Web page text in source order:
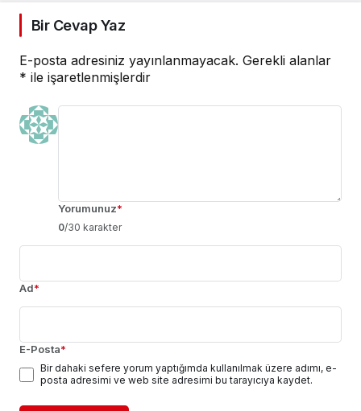
Bir Cevap Yaz
E-posta adresiniz yayınlanmayacak. Gerekli alanlar
* ile işaretlenmişlerdir
Yorumunuz*
0/30 karakter
Ad*
E-Posta*
Bir dahaki sefere yorum yaptığımda kullanılmak üzere adımı, e-
posta adresimi ve web site adresimi bu tarayıcıya kaydet.